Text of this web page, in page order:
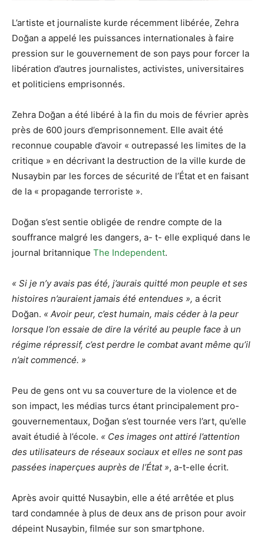
L’artiste et journaliste kurde récemment libérée, Zehra
Doğan a appelé les puissances internationales à faire
pression sur le gouvernement de son pays pour forcer la
libération d’autres journalistes, activistes, universitaires
et politiciens emprisonnés.
Zehra Doğan a été libéré à la fin du mois de février après
près de 600 jours d’emprisonnement. Elle avait été
reconnue coupable d’avoir « outrepassé les limites de la
critique » en décrivant la destruction de la ville kurde de
Nusaybin par les forces de sécurité de l’État et en faisant
de la « propagande terroriste ».
Doğan s’est sentie obligée de rendre compte de la
souffrance malgré les dangers, a- t- elle expliqué dans le
journal britannique The Independent.
« Si je n’y avais pas été, j’aurais quitté mon peuple et ses
histoires n’auraient jamais été entendues », a écrit
Doğan. « Avoir peur, c’est humain, mais céder à la peur
lorsque l’on essaie de dire la vérité au peuple face à un
régime répressif, c’est perdre le combat avant même qu’il
n’ait commencé. »
Peu de gens ont vu sa couverture de la violence et de
son impact, les médias turcs étant principalement pro-
gouvernementaux, Doğan s’est tournée vers l’art, qu’elle
avait étudié à l’école. « Ces images ont attiré l’attention
des utilisateurs de réseaux sociaux et elles ne sont pas
passées inaperçues auprès de l’État », a-t-elle écrit.
Après avoir quitté Nusaybin, elle a été arrêtée et plus
tard condamnée à plus de deux ans de prison pour avoir
dépeint Nusaybin, filmée sur son smartphone.